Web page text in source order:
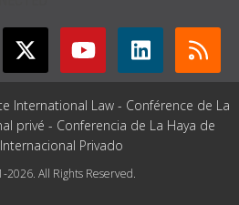
International Law - Conférence de La
privé - Conferencia de La Haya de
Privado
2026. All Rights Reserved.